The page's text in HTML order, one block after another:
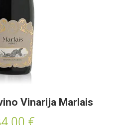
Vinarija Marlais